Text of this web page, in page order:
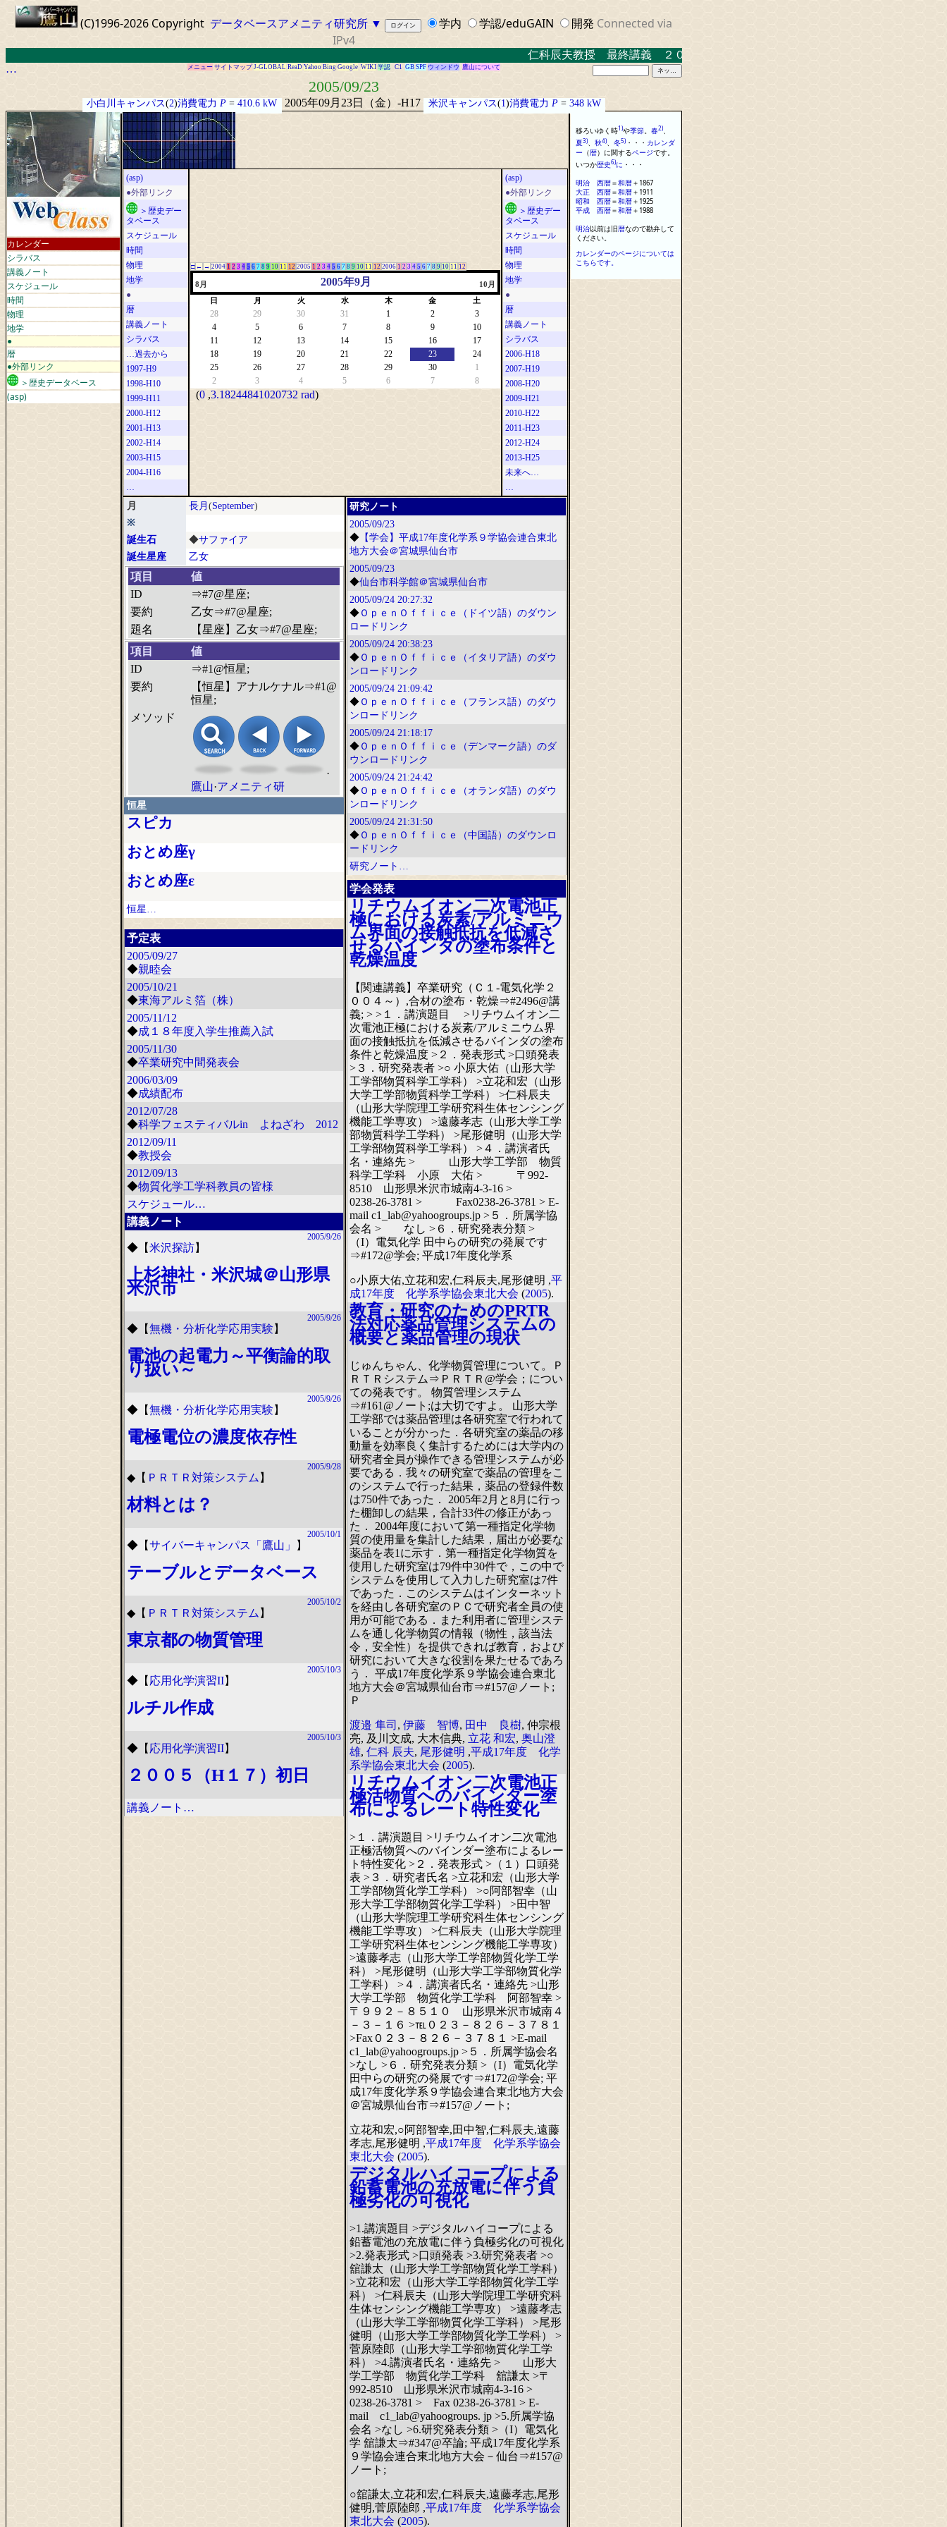
(C)1996-2026 Copyright データベースアメニティ研究所 ▼ 学内 学認/eduGAIN 開発 Connected via
IPv4
仁科辰夫教授 最終講義 ２０２３．３．１７ 米沢キャンパス中示Ａ
…
メニュー サイトマップ J-GLOBAL ReaD Yahoo Bing Google WIKI 学認 C1 GB SPF ウィンドウ 鷹山について
2005/09/23
小白川キャンパス(2)消費電力 P =410.6 kW 2005年09月23日（金）-H17 米沢キャンパス(1)消費電力 P= 348 kW
カレンダー
シラバス
講義ノート
スケジュール
時間
物理
地学
●
暦
●外部リンク
＞歴史データベース
(asp)
(asp)
●外部リンク
＞歴史デー
タベース
スケジュール
時間
物理
地学
●
暦
講義ノート
シラバス
…過去から
1997-H9
1998-H10
1999-H11
2000-H12
2001-H13
2002-H14
2003-H15
2004-H16
…
□ ← → 2004 1 2 3 4 5 6 7 8 9 10 11 12 2005 1 2 3 4 5 6 7 8 9 10 11 12 2006 1 2 3 4 5 6 7 8 9 10 11 12
8月 2005年9月 10月
日 月 火 水 木 金 土
28 29 30 31 1 2
3
4
5 6 7 8 9
10
11
12 13 14 15 16
17
18
19 20 21 22 23
24
25
26 27 28 29 30
1
2
3 4 5 6 7 8
(0 ,3.18244841020732 rad)
(asp)
●外部リンク
＞歴史デー
タベース
スケジュール
時間
物理
地学
●
暦
講義ノート
シラバス
2006-H18
2007-H19
2008-H20
2009-H21
2010-H22
2011-H23
2012-H24
2013-H25
未来へ…
…
月 長月 (September)
※
誕生石
◆サファイア
誕生星座
乙女
項目
値
ID
⇒#7@星座;
要約
乙女⇒#7@星座;
題名
【星座】乙女⇒#7@星座;
項目
値
ID
⇒#1@恒星;
要約
【恒星】アナルケナル⇒#1@
恒星;
メソッド
·
鷹山·アメニティ研
恒星
スピカ
おとめ座γ
おとめ座ε
恒星…
予定表
2005/09/27
◆親睦会
2005/10/21
◆東海アルミ箔（株）
2005/11/12
◆成１８年度入学生推薦入試
2005/11/30
◆卒業研究中間発表会
2006/03/09
◆成績配布
2012/07/28
◆科学フェスティバルin よねざわ 2012
2012/09/11
◆教授会
2012/09/13
◆物質化学工学科教員の皆様
スケジュール…
講義ノート
2005/9/26
◆ 【米沢探訪】
上杉神社・米沢城＠山形県
米沢市
2005/9/26
◆ 【無機・分析化学応用実験 】
電池の起電力～平衡論的取
り扱い～
2005/9/26
◆ 【無機・分析化学応用実験 】
電極電位の濃度依存性
2005/9/28
◆ 【 ＰＲＴＲ対策システム 】
材料とは？
2005/10/1
◆ 【サイバーキャンパス「鷹山」 】
テーブルとデータベース
2005/10/2
◆ 【 ＰＲＴＲ対策システム 】
東京都の物質管理
2005/10/3
◆ 【 応用化学演習II】
ルチル作成
2005/10/3
◆ 【 応用化学演習II】
２００５（H１７）初日
講義ノート…
研究ノート
2005/09/23
◆ 【学会】平成17年度化学系９学協会連合東北
地方大会＠宮城県仙台市
2005/09/23
◆仙台市科学館＠宮城県仙台市
2005/09/24 20:27:32
◆ ＯｐｅｎＯｆｆｉｃｅ（ドイツ語）のダウン
ロードリンク
2005/09/24 20:38:23
◆ ＯｐｅｎＯｆｆｉｃｅ（イタリア語）のダウ
ンロードリンク
2005/09/24 21:09:42
◆ ＯｐｅｎＯｆｆｉｃｅ（フランス語）のダウ
ンロードリンク
2005/09/24 21:18:17
◆ ＯｐｅｎＯｆｆｉｃｅ（デンマーク語）のダ
ウンロードリンク
2005/09/24 21:24:42
◆ ＯｐｅｎＯｆｆｉｃｅ（オランダ語）のダウ
ンロードリンク
2005/09/24 21:31:50
◆ ＯｐｅｎＯｆｆｉｃｅ（中国語）のダウンロ
ードリンク
研究ノート…
学会発表
リチウムイオン二次電池正
極における炭素/アルミニウ
ム界面の接触抵抗を低減さ
せるバインダの塗布条件と
乾燥温度
【関連講義】卒業研究（Ｃ１-電気化学２
００４～）,合材の塗布・乾燥⇒#2496@講
義; > >１．講演題目 >リチウムイオン二
次電池正極における炭素/アルミニウム界
面の接触抵抗を低減させるバインダの塗布
条件と乾燥温度 >２．発表形式 >口頭発表
>３．研究発表者 >○ 小原大佑（山形大学
工学部物質科学工学科） >立花和宏（山形
大学工学部物質科学工学科） >仁科辰夫
（山形大学院理工学研究科生体センシング
機能工学専攻） >遠藤孝志（山形大学工学
部物質科学工学科） >尾形健明（山形大学
工学部物質科学工学科） >４．講演者氏
名・連絡先 > 山形大学工学部 物質
科学工学科 小原 大佑 > 〒992-
8510 山形県米沢市城南4‐3‐16 >
0238-26-3781 > Fax0238-26-3781 > E-
mail c1_lab@yahoogroups.jp >５．所属学協
会名 > なし >６．研究発表分類 >
（I）電気化学 田中らの研究の発展です
⇒#172@学会; 平成17年度化学系
○小原大佑,立花和宏,仁科辰夫,尾形健明 ,平
成17年度 化学系学協会東北大会 (2005).
教育・研究のためのPRTR
法対応薬品管理システムの
概要と薬品管理の現状
じゅんちゃん、化学物質管理について。Ｐ
ＲＴＲシステム⇒ＰＲＴＲ@学会；につい
ての発表です。 物質管理システム
⇒#161@ノート;は大切ですよ。 山形大学
工学部では薬品管理は各研究室で行われて
いることが分かった．各研究室の薬品の移
動量を効率良く集計するためには大学内の
研究者全員が操作できる管理システムが必
要である．我々の研究室で薬品の管理をこ
のシステムで行った結果，薬品の登録件数
は750件であった． 2005年2月と8月に行っ
た棚卸しの結果，合計33件の修正があっ
た． 2004年度において第一種指定化学物
質の使用量を集計した結果，届出が必要な
薬品を表1に示す．第一種指定化学物質を
使用した研究室は79件中30件で，この中で
システムを使用して入力した研究室は7件
であった．このシステムはインターネット
を経由し各研究室のＰＣで研究者全員の使
用が可能である．また利用者に管理システ
ムを通し化学物質の情報（物性，該当法
令，安全性）を提供できれば教育，および
研究において大きな役割を果たせるであろ
う． 平成17年度化学系９学協会連合東北
地方大会＠宮城県仙台市⇒#157@ノート;
Ｐ
渡邉 隼司 , 伊藤 智博, 田中 良樹, 仲宗根
亮, 及川文成, 大木信典, 立花 和宏, 奥山澄
雄, 仁科 辰夫, 尾形健明 ,平成17年度 化学
系学協会東北大会 (2005).
リチウムイオン二次電池正
極活物質へのバインダー塗
布によるレート特性変化
>１．講演題目 >リチウムイオン二次電池
正極活物質へのバインダー塗布によるレー
ト特性変化 >２．発表形式 >（１）口頭発
表 >３．研究者氏名 >立花和宏（山形大学
工学部物質化学工学科） >○阿部智幸（山
形大学工学部物質化学工学科） >田中智
（山形大学院理工学研究科生体センシング
機能工学専攻） >仁科辰夫（山形大学院理
工学研究科生体センシング機能工学専攻）
>遠藤孝志（山形大学工学部物質化学工学
科） >尾形健明（山形大学工学部物質化学
工学科） >４．講演者氏名・連絡先 >山形
大学工学部 物質化学工学科 阿部智幸 >
〒９９２－８５１０ 山形県米沢市城南４
－３－１６ >℡０２３－８２６－３７８１
>Fax０２３－８２６－３７８１ >E-mail
c1_lab@yahoogroups.jp >５．所属学協会名
>なし >６．研究発表分類 >（I）電気化学
田中らの研究の発展です⇒#172@学会; 平
成17年度化学系９学協会連合東北地方大会
＠宮城県仙台市⇒#157@ノート;
立花和宏,○阿部智幸,田中智,仁科辰夫,遠藤
孝志,尾形健明 ,平成17年度 化学系学協会
東北大会 (2005).
デジタルハイコープによる
鉛蓄電池の充放電に伴う負
極劣化の可視化
>1.講演題目 >デジタルハイコープによる
鉛蓄電池の充放電に伴う負極劣化の可視化
>2.発表形式 >口頭発表 >3.研究発表者 >○
舘謙太（山形大学工学部物質化学工学科）
>立花和宏（山形大学工学部物質化学工学
科） >仁科辰夫（山形大学院理工学研究科
生体センシング機能工学専攻） >遠藤孝志
（山形大学工学部物質化学工学科） >尾形
健明（山形大学工学部物質化学工学科） >
菅原陸郎（山形大学工学部物質化学工学
科） >4.講演者氏名・連絡先 > 山形大
学工学部 物質化学工学科 舘謙太 >〒
992-8510 山形県米沢市城南4-3-16 >
0238-26-3781 > Fax 0238-26-3781 > E-
mail c1_lab@yahoogroups. jp >5.所属学協
会名 >なし >6.研究発表分類 >（I）電気化
学 舘謙太⇒#347@卒論; 平成17年度化学系
９学協会連合東北地方大会－仙台⇒#157@
ノート;
○舘謙太,立花和宏,仁科辰夫,遠藤孝志,尾形
健明,菅原陸郎 ,平成17年度 化学系学協会
東北大会 (2005).
移ろいゆく時1)や季節。 春2)、
夏3)、 秋4)、 冬5)・ ・ ・ カレンダ
ー （暦） に関するページです。
いつか歴史6)に ・ ・
・
明治
西暦＝和暦＋ 1867
大正
西暦＝和暦＋ 1911
昭和
西暦＝和暦＋ 1925
平成
西暦＝和暦＋ 1988
明治以前は旧暦なので勘弁して
ください。
カレンダーのページについては
こちらです。